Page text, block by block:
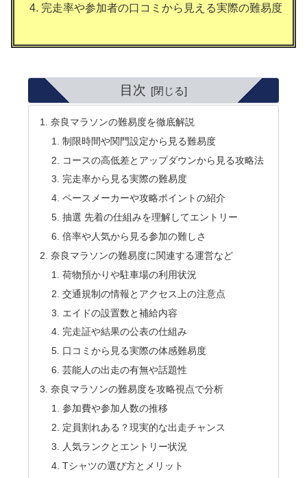
完走率や参加者の口コミから見える実際の難易度
目次
奈良マラソンの難易度を徹底解説
制限時間や関門設定から見る難易度
コースの高低差とアップダウンから見る攻略法
完走率から見る実際の難易度
ペースメーカーや攻略ポイントの紹介
抽選 先着の仕組みを理解してエントリー
倍率や人気から見る参加の難しさ
奈良マラソンの難易度に関連する運営など
荷物預かりや駐車場の利用状況
交通規制の情報とアクセス上の注意点
エイドの設置数と補給内容
完走証や結果の公表の仕組み
口コミから見る実際の体感難易度
芸能人の出走の有無や話題性
奈良マラソンの難易度を攻略視点で分析
参加費や参加人数の推移
定員割れある？現実的な出走チャンス
人気ランクとエントリー状況
Tシャツの選び方とメリット